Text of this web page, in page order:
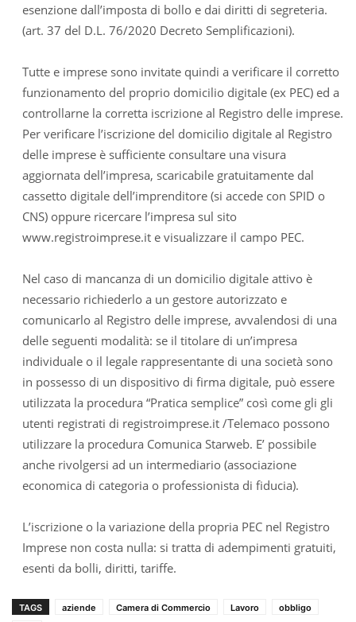
esenzione dall’imposta di bollo e dai diritti di segreteria.
(art. 37 del D.L. 76/2020 Decreto Semplificazioni).
Tutte e imprese sono invitate quindi a verificare il corretto
funzionamento del proprio domicilio digitale (ex PEC) ed a
controllarne la corretta iscrizione al Registro delle imprese.
Per verificare l’iscrizione del domicilio digitale al Registro
delle imprese è sufficiente consultare una visura
aggiornata dell’impresa, scaricabile gratuitamente dal
cassetto digitale dell’imprenditore (si accede con SPID o
CNS) oppure ricercare l’impresa sul sito
www.registroimprese.it e visualizzare il campo PEC.
Nel caso di mancanza di un domicilio digitale attivo è
necessario richiederlo a un gestore autorizzato e
comunicarlo al Registro delle imprese, avvalendosi di una
delle seguenti modalità: se il titolare di un’impresa
individuale o il legale rappresentante di una società sono
in possesso di un dispositivo di firma digitale, può essere
utilizzata la procedura “Pratica semplice” così come gli gli
utenti registrati di registroimprese.it /Telemaco possono
utilizzare la procedura Comunica Starweb. E’ possibile
anche rivolgersi ad un intermediario (associazione
economica di categoria o professionista di fiducia).
L’iscrizione o la variazione della propria PEC nel Registro
Imprese non costa nulla: si tratta di adempimenti gratuiti,
esenti da bolli, diritti, tariffe.
TAGS aziende Camera di Commercio Lavoro
obbligo